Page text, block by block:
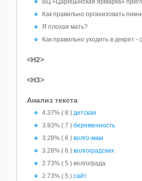
ВЦ «Царицынская ярмарка»
Как правильно организовать
Я плохая мать?
Как правильно уходить в декрет -
<H2>
<H3>
Анализ текста
4.37% ( 8 ) детская
3.83% ( 7 ) беременность
3.28% ( 6 ) волго-мам
3.28% ( 6 ) волгоградских
2.73% ( 5 ) волгограда
2.73% ( 5 ) сайт